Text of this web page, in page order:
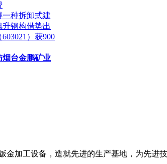
种拆卸式建
钢构借势出
）获900
烟台金鹏矿业
金加工设备，造就先进的生产基地，为先进